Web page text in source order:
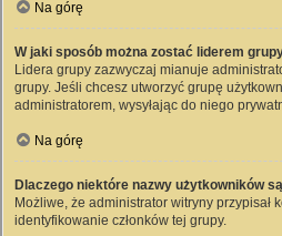
Na górę
W jaki sposób można zostać liderem
Lidera grupy zazwyczaj mianuje
grupy. Jeśli chcesz utworzyć grupę
administratorem, wysyłając do niego
Na górę
Dlaczego niektóre nazwy użytkowników
Możliwe, że administrator witryny przypisał
identyfikowanie członków tej grupy.